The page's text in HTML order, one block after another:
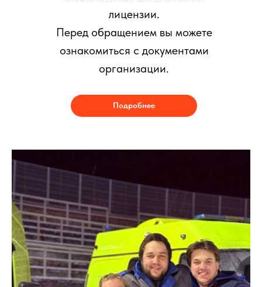
лицензии.
Перед обращением вы можете
ознакомиться с документами
организации.
Подробнее